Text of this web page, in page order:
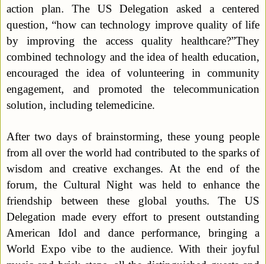
action plan. The US Delegation asked a centered
question, “how can technology improve quality of life
by improving the access quality healthcare?”They
combined technology and the idea of health education,
encouraged the idea of volunteering in community
engagement, and promoted the telecommunication
solution, including telemedicine.
After two days of brainstorming, these young people
from all over the world had contributed to the sparks of
wisdom and creative exchanges. At the end of the
forum, the Cultural Night was held to enhance the
friendship between these global youths. The US
Delegation made every effort to present outstanding
American Idol and dance performance, bringing a
World Expo vibe to the audience. With their joyful